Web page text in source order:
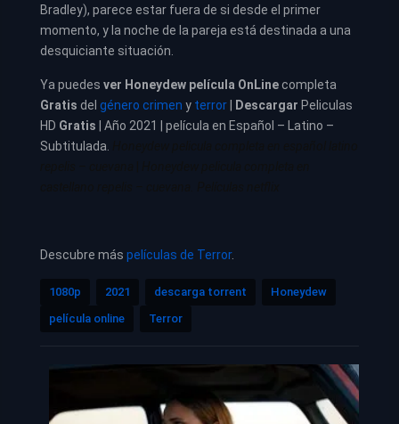
Bradley), parece estar fuera de si desde el primer
momento, y la noche de la pareja está destinada a una
desquiciante situación.
Ya puedes ver Honeydew película OnLinecompleta
Gratis del género crimen y terror Descargar Peliculas
HD Gratis | Año 2021 | película en Español – Latino –
Subtitulada.
Descubre más películas de Terror.
1080p 2021 descarga torrent
Honeydew
película online
Terror